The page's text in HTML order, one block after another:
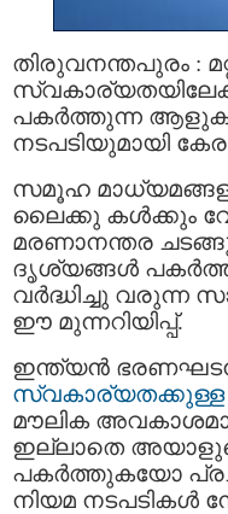
തിരുവനന്തപുരം :
പകര്‍ത്തുന്ന
നടപടിയുമായി
സമൂഹ
ലൈക്കു കൾക്കും
മരണാനന്തര
ദൃശ്യങ്ങൾ
വർദ്ധിച്ചു വരുന്ന
ഈ മുന്നറിയിപ്പ്.
ഇന്ത്യൻ
മൗലിക
ഇല്ലാതെ
പകർത്തുകയോ
നിയമ നടപടികൾ